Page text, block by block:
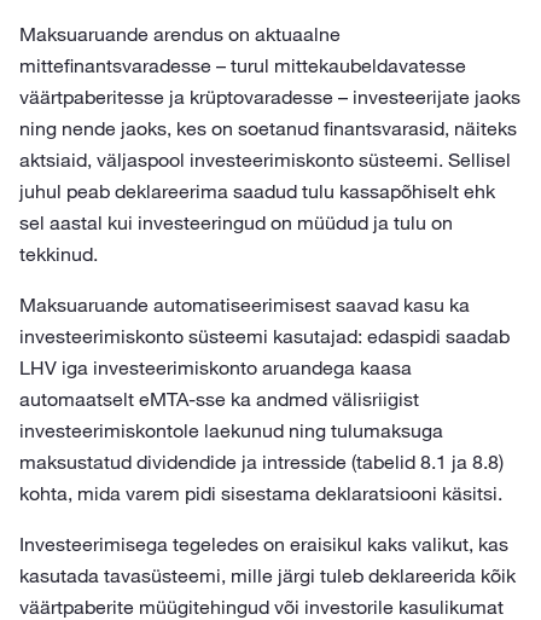
Maksuaruande arendus on aktuaalne
mittefinantsvaradesse – turul mittekaubeldavatesse
väärtpaberitesse ja krüptovaradesse – investeerijate jaoks
ning nende jaoks, kes on soetanud finantsvarasid, näiteks
aktsiaid, väljaspool investeerimiskonto süsteemi. Sellisel
juhul peab deklareerima saadud tulu kassapõhiselt ehk
sel aastal kui investeeringud on müüdud ja tulu on
tekkinud.
Maksuaruande automatiseerimisest saavad kasu ka
investeerimiskonto süsteemi kasutajad: edaspidi saadab
LHV iga investeerimiskonto aruandega kaasa
automaatselt eMTA-sse ka andmed välisriigist
investeerimiskontole laekunud ning tulumaksuga
maksustatud dividendide ja intresside (tabelid 8.1 ja 8.8)
kohta, mida varem pidi sisestama deklaratsiooni käsitsi.
Investeerimisega tegeledes on eraisikul kaks valikut, kas
kasutada tavasüsteemi, mille järgi tuleb deklareerida kõik
väärtpaberite müügitehingud või investorile kasulikumat